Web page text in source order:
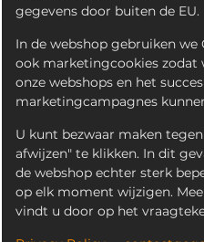
gegevens door buiten de EU.
In de webshop gebruiken
ook marketingcookies zodat
onze webshops en het
marketingcampagnes
U kunt bezwaar maken
afwijzen" te klikken. In dit
de webshop echter sterk
op elk moment wijzigen.
vindt u door op het
NEW YORK